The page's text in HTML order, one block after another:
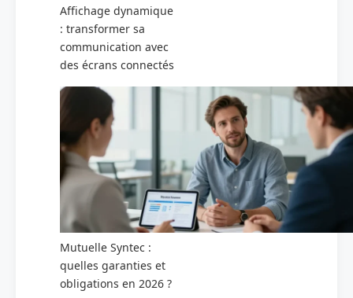
Affichage dynamique
: transformer sa
communication avec
des écrans connectés
Mutuelle Syntec :
quelles garanties et
obligations en 2026 ?